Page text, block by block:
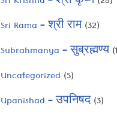
Sri Rama – श्री राम(32)
Subrahmanya – सुब्रह्मण्य
Uncategorized (5)
Upanishad – उपनिषद(3)